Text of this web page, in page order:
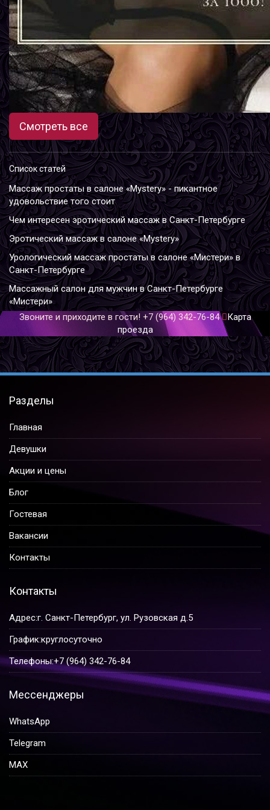
Смотреть все
Список статей
Массаж простаты в салоне «Mystery» - пикантное
удовольствие того стоит
Чем интересен эротический массаж в Санкт-Петербурге
Эротический массаж в салоне «Mystery»
Урологический массаж простаты в салоне «Мистери» в
Санкт-Петербурге
Массажный салон для мужчин в Санкт-Петербурге
«Мистери»
Звоните и приходите в гости! +7 (964) 342-76-84
Карта
проезда
Разделы
Главная
Девушки
Акции и цены
Блог
Гостевая
Вакансии
Контакты
Контакты
Адрес:г. Санкт-Петербург, ул. Рузовская д.5
График:круглосуточно
Телефоны:+7 (964) 342-76-84
Мессенджеры
WhatsApp
Telegram
MAX